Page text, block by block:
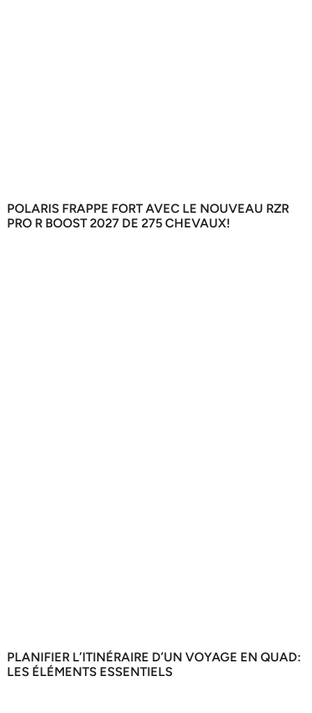
POLARIS FRAPPE FORT AVEC LE NOUVEAU RZR
PRO R BOOST 2027 DE 275 CHEVAUX!
PLANIFIER L’ITINÉRAIRE D’UN VOYAGE EN QUAD:
LES ÉLÉMENTS ESSENTIELS